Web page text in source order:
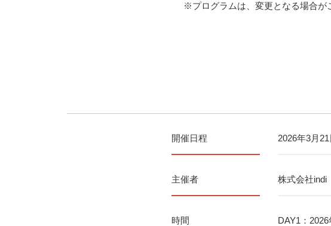
※プログラムは、変更となる場合が
開催日程 2026年3月
主催者 株式会社indi
時間
DAY1：